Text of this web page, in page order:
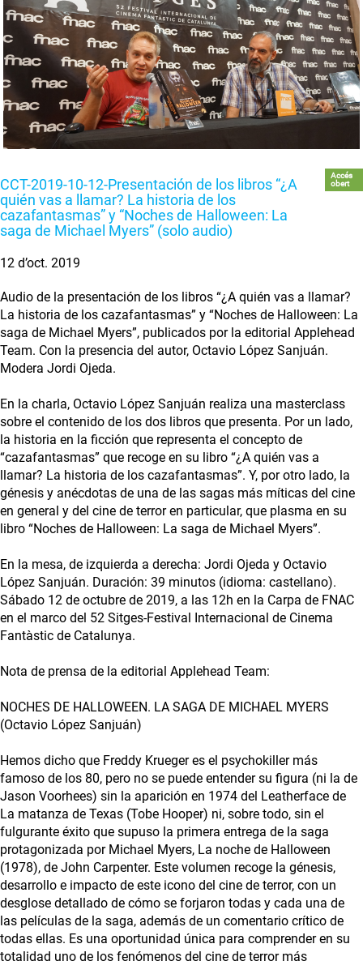
CCT-2019-10-12-Presentación de los libros “¿A
quién vas a llamar? La historia de los
cazafantasmas” y “Noches de Halloween: La
saga de Michael Myers” (solo audio)
Accés
obert
12 d’oct. 2019
Audio de la presentación de los libros “¿A quién vas a llamar?
La historia de los cazafantasmas” y “Noches de Halloween: La
saga de Michael Myers”, publicados por la editorial Applehead
Team. Con la presencia del autor, Octavio López Sanjuán.
Modera Jordi Ojeda.
En la charla, Octavio López Sanjuán realiza una masterclass
sobre el contenido de los dos libros que presenta. Por un lado,
la historia en la ficción que representa el concepto de
“cazafantasmas” que recoge en su libro “¿A quién vas a
llamar? La historia de los cazafantasmas”. Y, por otro lado, la
génesis y anécdotas de una de las sagas más míticas del cine
en general y del cine de terror en particular, que plasma en su
libro “Noches de Halloween: La saga de Michael Myers”.
En la mesa, de izquierda a derecha: Jordi Ojeda y Octavio
López Sanjuán. Duración: 39 minutos (idioma: castellano).
Sábado 12 de octubre de 2019, a las 12h en la Carpa de FNAC
en el marco del 52 Sitges-Festival Internacional de Cinema
Fantàstic de Catalunya.
Nota de prensa de la editorial Applehead Team:
NOCHES DE HALLOWEEN. LA SAGA DE MICHAEL MYERS
(Octavio López Sanjuán)
Hemos dicho que Freddy Krueger es el psychokiller más
famoso de los 80, pero no se puede entender su figura (ni la de
Jason Voorhees) sin la aparición en 1974 del Leatherface de
La matanza de Texas (Tobe Hooper) ni, sobre todo, sin el
fulgurante éxito que supuso la primera entrega de la saga
protagonizada por Michael Myers, La noche de Halloween
(1978), de John Carpenter. Este volumen recoge la génesis,
desarrollo e impacto de este icono del cine de terror, con un
desglose detallado de cómo se forjaron todas y cada una de
las películas de la saga, además de un comentario crítico de
todas ellas. Es una oportunidad única para comprender en su
totalidad uno de los fenómenos del cine de terror más